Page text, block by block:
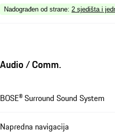
Nadograđen od strane: 2 sjedišta i
Audio / Comm.
BOSE® Surround Sound System
Napredna navigacija